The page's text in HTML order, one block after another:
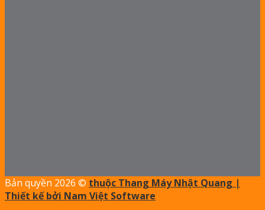
Bản quyền 2026 © thuộc Thang Máy Nhật Quang |
Thiết kế bởi Nam Việt Software